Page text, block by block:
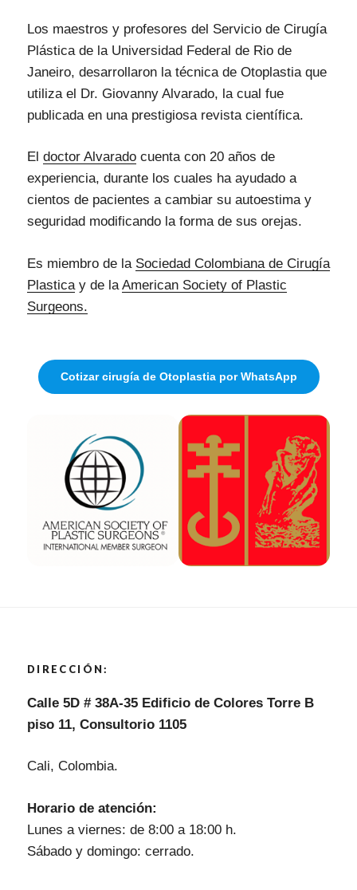
Los maestros y profesores del Servicio de Cirugía
Plástica de la Universidad Federal de Rio de
Janeiro, desarrollaron la técnica de Otoplastia que
utiliza el Dr. Giovanny Alvarado, la cual fue
publicada en una prestigiosa revista científica.
El doctor Alvarado cuenta con 20 años de
experiencia, durante los cuales ha ayudado a
cientos de pacientes a cambiar su autoestima y
seguridad modificando la forma de sus orejas.
Es miembro de la Sociedad Colombiana de Cirugía
Plasticay de laAmerican Society of Plastic
Surgeons.
Cotizar cirugía de Otoplastia por WhatsApp
DIRECCIÓN:
Calle 5D # 38A-35 Edificio de Colores Torre B
piso 11, Consultorio 1105
Cali, Colombia.
Horario de atención:
Lunes a viernes: de 8:00 a 18:00 h.
Sábado y domingo: cerrado.